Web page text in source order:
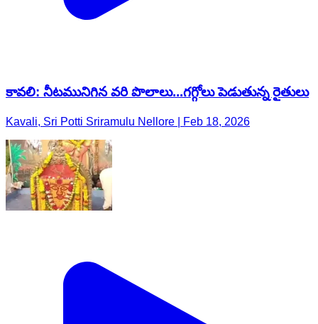
కావలి: నీటమునిగిన వరి పొలాలు...గగ్గోలు పెడుతున్న రైతులు
Kavali, Sri Potti Sriramulu Nellore | Feb 18, 2026